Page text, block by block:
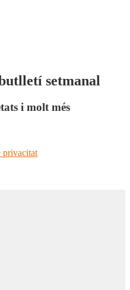
setmanal
i molt més
privacitat